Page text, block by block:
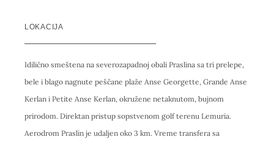
LOKACIJA
Idilično smeštena na severozapadnoj obali Praslina sa tri prelepe,
bele i blago nagnute peščane plaže Anse Georgette, Grande Anse
Kerlan i Petite Anse Kerlan, okružene netaknutom, bujnom
prirodom. Direktan pristup sopstvenom golf terenu Lemuria.
Aerodrom Praslin je udaljen oko 3 km. Vreme transfera sa